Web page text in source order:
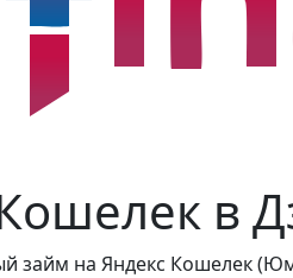
в
на Яндекс Кошелек